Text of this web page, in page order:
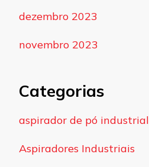
dezembro 2023
novembro 2023
Categorias
aspirador de pó industrial
Aspiradores Industriais